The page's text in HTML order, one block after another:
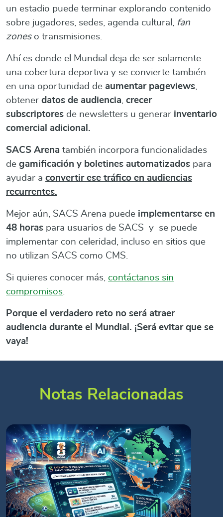
un estadio puede terminar explorando contenido
sobre jugadores, sedes, agenda cultural,
fan
zoneso transmisiones.
Ahí es donde el Mundial deja de ser solamente
una cobertura deportiva y se convierte también
en una oportunidad de aumentar pageviews
obtener datos de audiencia crecer
subscriptores de newsletters u generar inventario
comercial adicional.
SACS Arena también incorpora funcionalidades
de gamificación y boletines automatizados para
ayudar a convertir ese tráfico en audiencias
recurrentes.
Mejor aún, SACS Arena puede implementarse en
48 horas para usuarios de SACS y se puede
implementar con celeridad, incluso en sitios que
no utilizan SACS como CMS.
Si quieres conocer más, contáctanos sin
compromisos
Porque el verdadero reto no será atraer
audiencia durante el Mundial. ¡Será evitar que se
vaya!
Notas Relacionadas